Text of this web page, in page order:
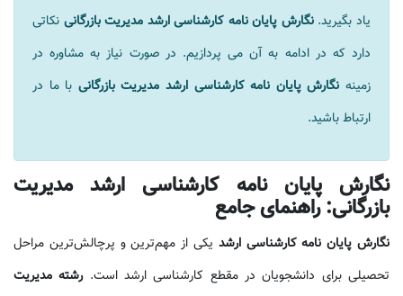
یاد بگیرید.نگارش پایان نامه کارشناسی ارشد مدیریت بازرگانی نکاتی
دارد که در ادامه به آن می پردازیم. در صورت نیاز به مشاوره در
زمینه نگارش پایان نامه کارشناسی ارشد مدیریت بازرگانی با ما در
ارتباط باشید.
نگارش پایان نامه کارشناسی ارشد مدیریت
بازرگانی: راهنمای جامع
نگارش پایان نامه کارشناسی ارشد یکی از مهم‌ترین و پرچالش‌ترین مراحل
تحصیلی برای دانشجویان در مقطع کارشناسی ارشد است. رشته مدیریت